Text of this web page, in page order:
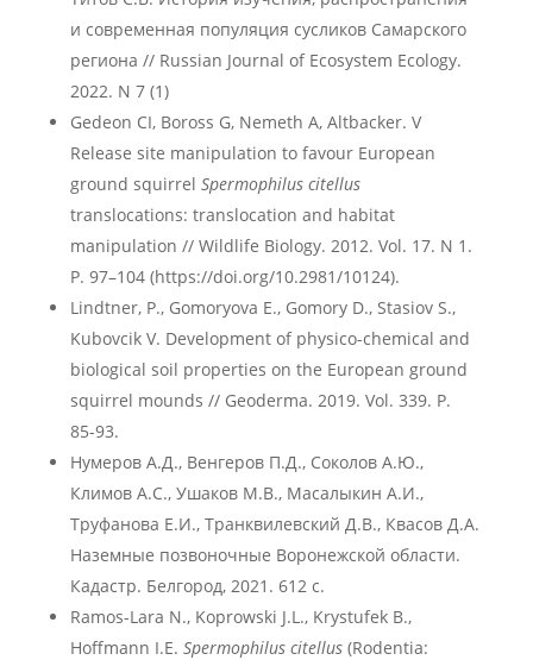
и современная популяция сусликов Самарского
региона // Russian Journal of Ecosystem Ecology.
2022. N 7 (1)
Gedeon CI, Boross G, Nemeth A, Altbacker. V
Release site manipulation to favour European
ground squirrel Spermophilus citellus
translocations: translocation and habitat
manipulation // Wildlife Biology. 2012. Vol. 17. N 1.
P. 97–104 (https://doi.org/10.2981/10124).
Lindtner, P., Gomoryova E., Gomory D., Stasiov S.,
Kubovcik V. Development of physico-chemical and
biological soil properties on the European ground
squirrel mounds // Geoderma. 2019. Vol. 339. P.
85-93.
Нумеров А.Д., Венгеров П.Д., Соколов А.Ю.,
Климов А.С., Ушаков М.В., Масалыкин А.И.,
Труфанова Е.И., Транквилевский Д.В., Квасов Д.А.
Наземные позвоночные Воронежской области.
Кадастр. Белгород, 2021. 612 с.
Ramos-Lara N., Koprowski J.L., Krystufek B.,
Hoffmann I.E. Spermophilus citellus(Rodentia: